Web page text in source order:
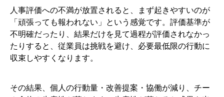
生む）
4-3. 透明性の設計：どこまで開示するか（不満を増やさ
ない開示の仕方）
4-4. 「面談」「自己申告」「基準公開」の役割を揃える
5. 改善方法①：評価基準を“行動レベル”に落とし込む（ば
人事評価への不満が放置されると、まず起きやすいのが
「頑張っても報われない」という感覚です。評価基準が
不明確だったり、結果だけを見て過程が評価されなかっ
たりすると、従業員は挑戦を避け、必要最低限の行動に
収束しやすくなります。
その結果、個人の行動量・改善提案・協働が減り、チー